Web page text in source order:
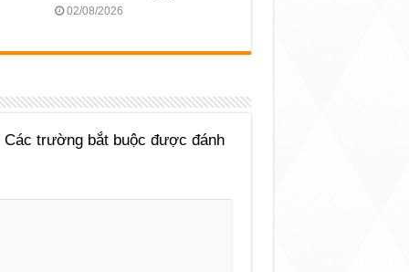
02/08/2026
Các trường bắt buộc được đánh